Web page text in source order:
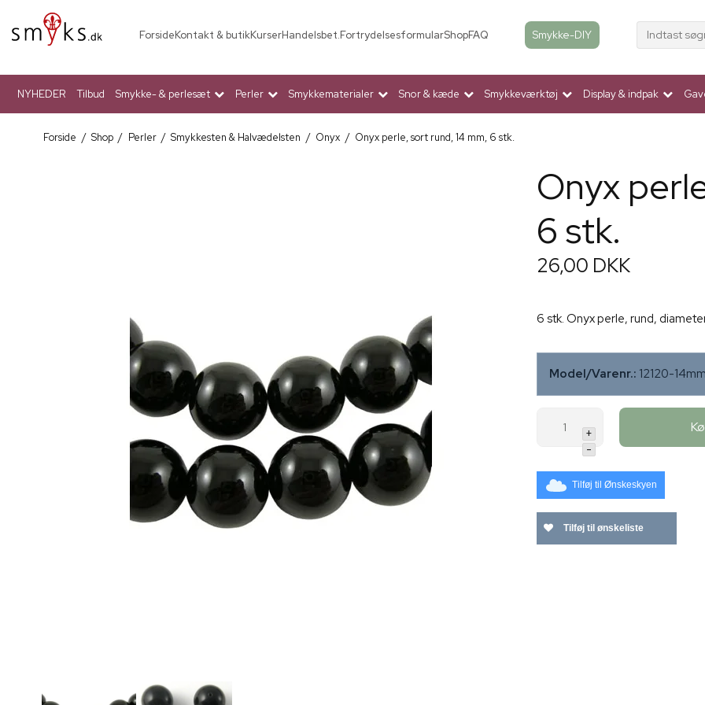
ForsideKontakt & butikKurserHandelsbet.FortrydelsesformularShopFAQ Smykke-DIY Indtast
NYHEDER Tilbud Smykke- & perlesæt Perler Smykkematerialer Snor & kæde Smykkeværktøj Display & indpak
Forside / Shop / Perler / Smykkesten & Halvædelsten / Onyx / Onyx perle, sort rund, 14 mm, 6 stk.
Onyx
6 stk.
26,00 DKK
6 stk. Onyx perle, rund,
Model/Varenr.: 12120-
+
-
Tilføj til Ønskeskyen
Tilføj til ønskeliste